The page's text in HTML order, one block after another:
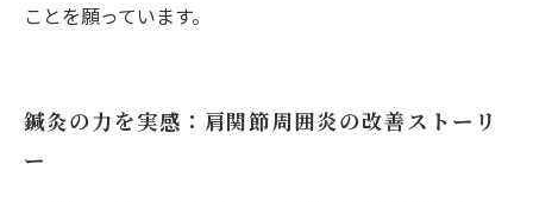
ことを願っています。
鍼灸の力を実感：肩関節周囲炎の改善ストーリ
ー